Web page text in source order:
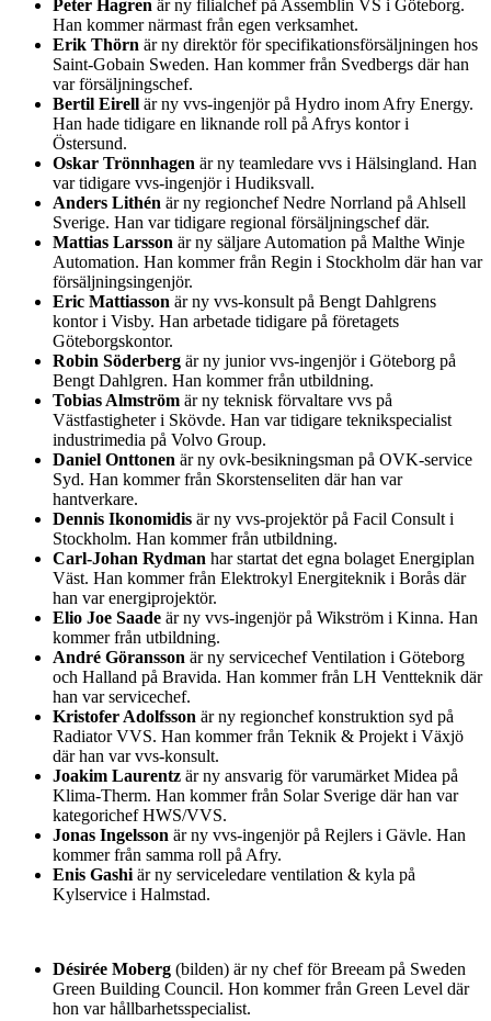
Peter Hagren är ny filialchef på Assemblin VS i Göteborg.
Han kommer närmast från egen verksamhet.
Erik Thörn är ny direktör för specifikationsförsäljningen hos
Saint-Gobain Sweden. Han kommer från Svedbergs där han
var försäljningschef.
Bertil Eirell är ny vvs-ingenjör på Hydro inom Afry Energy.
Han hade tidigare en liknande roll på Afrys kontor i
Östersund.
Oskar Trönnhagen är ny teamledare vvs i Hälsingland. Han
var tidigare vvs-ingenjör i Hudiksvall.
Anders Lithén är ny regionchef Nedre Norrland på Ahlsell
Sverige. Han var tidigare regional försäljningschef där.
Mattias Larsson är ny säljare Automation på Malthe Winje
Automation. Han kommer från Regin i Stockholm där han var
försäljningsingenjör.
Eric Mattiasson är ny vvs-konsult på Bengt Dahlgrens
kontor i Visby. Han arbetade tidigare på företagets
Göteborgskontor.
Robin Söderberg är ny junior vvs-ingenjör i Göteborg på
Bengt Dahlgren. Han kommer från utbildning.
Tobias Almström är ny teknisk förvaltare vvs på
Västfastigheter i Skövde. Han var tidigare teknikspecialist
industrimedia på Volvo Group.
Daniel Onttonen är ny ovk-besikningsman på OVK-service
Syd. Han kommer från Skorstenseliten där han var
hantverkare.
Dennis Ikonomidis är ny vvs-projektör på Facil Consult i
Stockholm. Han kommer från utbildning.
Carl-Johan Rydman har startat det egna bolaget Energiplan
Väst. Han kommer från Elektrokyl Energiteknik i Borås där
han var energiprojektör.
Elio Joe Saade är ny vvs-ingenjör på Wikström i Kinna. Han
kommer från utbildning.
André Göransson är ny servicechef Ventilation i Göteborg
och Halland på Bravida. Han kommer från LH Ventteknik där
han var servicechef.
Kristofer Adolfsson är ny regionchef konstruktion syd på
Radiator VVS. Han kommer från Teknik & Projekt i Växjö
där han var vvs-konsult.
Joakim Laurentz är ny ansvarig för varumärket Midea på
Klima-Therm. Han kommer från Solar Sverige där han var
kategorichef HWS/VVS.
Jonas Ingelsson är ny vvs-ingenjör på Rejlers i Gävle. Han
kommer från samma roll på Afry.
Enis Gashi är ny serviceledare ventilation & kyla på
Kylservice i Halmstad.
Désirée Moberg (bilden) är ny chef för Breeam på Sweden
Green Building Council. Hon kommer från Green Level där
hon var hållbarhetsspecialist.